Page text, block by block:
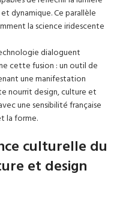
dynamique. Ce parallèle
la science iridescente
dialoguent
cette fusion : un outil de
une manifestation
nourrit design, culture et
une sensibilité française
la forme.
culturelle du
et design